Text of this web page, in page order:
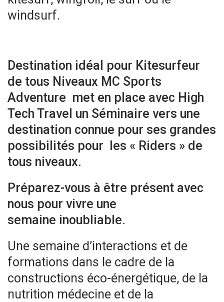
windsurf.
Destination idéal pour Kitesurfeur
de tous Niveaux MC Sports
Adventure met en place avec High
Tech Travel un Séminaire vers une
destination connue pour ses grandes
possibilités pour les « Riders » de
tous niveaux.
Préparez-vous à être présent avec
nous pour vivre une
semaine inoubliable.
Une semaine d’interactions et de
formations dans le cadre de la
constructions éco-énergétique, de la
nutrition médecine et de la